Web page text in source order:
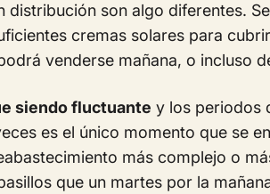
distribución son algo diferentes.
cremas solares para
venderse mañana, o incluso
siendo fluctuante y los periodos
es el único momento que se
más complejo o
que un martes por la